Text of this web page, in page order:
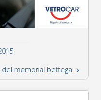
del memorial bettega